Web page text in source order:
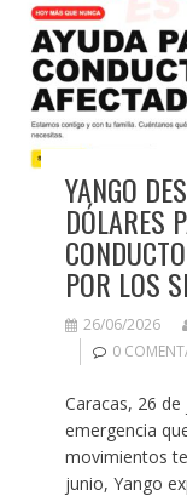
YANGO
DÓLARES
POR LOS
26/06/2026
0
Caracas, 26
emergencia
movimientos
junio, Yango